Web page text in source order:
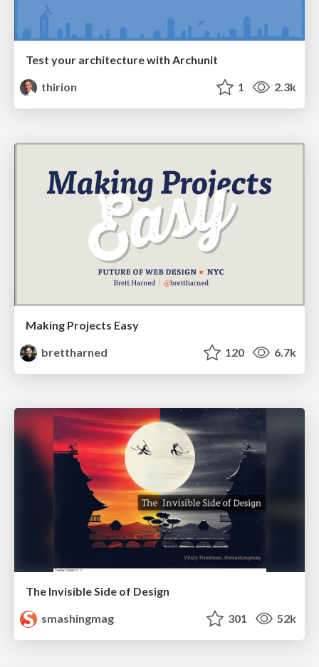
Test your architecture with Archunit
thirion
1 2.3k
Making Projects Easy
brettharned
120 6.7k
The Invisible Side of Design
smashingmag
301 52k